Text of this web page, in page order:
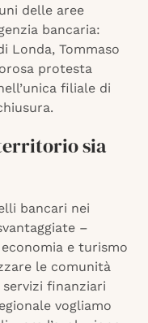
delle aree
bancaria:
Londa, Tommaso
protesta
filiale di
sia
bancari nei
–
economia e turismo
le comunità
servizi finanziari
vogliamo